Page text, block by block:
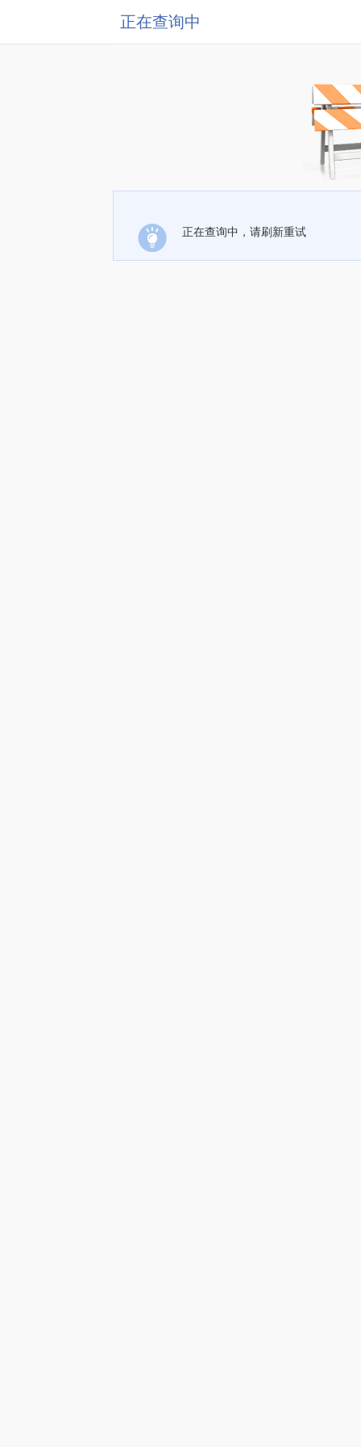
正在查询中
正在查询中，请刷新重试